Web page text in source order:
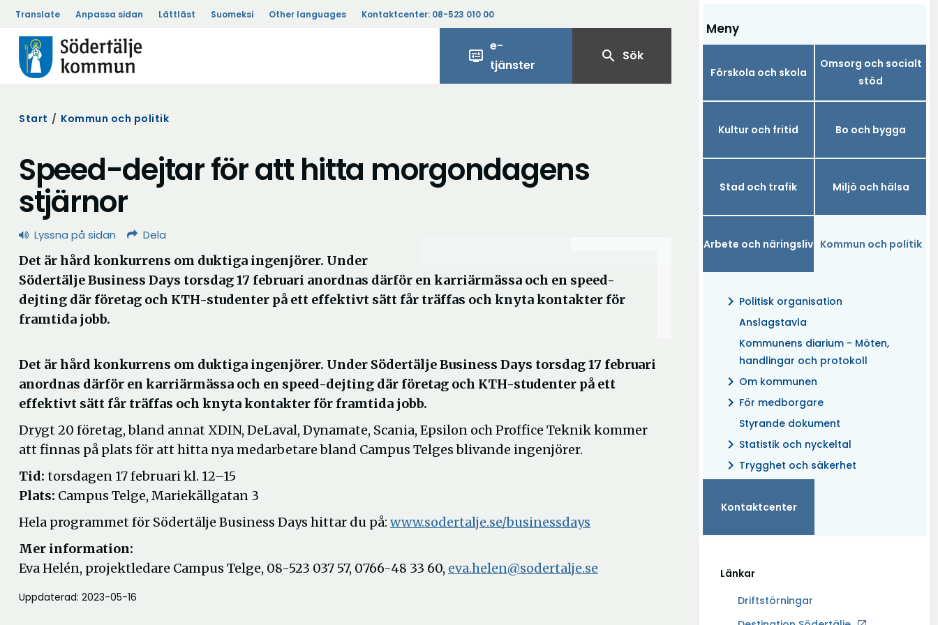
Translate Anpassa sidan Lättläst Suomeksi Other languages Kontaktcenter: 08-523 010 00
display_settings
e-
tjänster
search Sök
Meny
Förskola och skola
Omsorg och socialt
stöd
Kultur och fritid Bo och bygga
Stad och trafik Miljö och hälsa
Arbete och näringsliv Kommun och politik
chevron_right Politisk organisation
Anslagstavla
Kommunens diarium - Möten,
handlingar och protokoll
chevron_right Om kommunen
chevron_right För medborgare
Styrande dokument
chevron_right Statistik och nyckeltal
chevron_right Trygghet och säkerhet
Kontaktcenter
Länkar
Driftstörningar
Start / Kommun och politik
Speed-dejtar för att hitta morgondagens
stjärnor
Lyssna på sidan Dela
Det är hård konkurrens om duktiga ingenjörer. Under
Södertälje Business Days torsdag 17 februari anordnas därför en karriärmässa och en speed-
dejting där företag och KTH-studenter på ett effektivt sätt får träffas och knyta kontakter för
framtida jobb.
Det är hård konkurrens om duktiga ingenjörer. Under Södertälje Business Days torsdag 17 februari
anordnas därför en karriärmässa och en speed-dejting där företag och KTH-studenter på ett
effektivt sätt får träffas och knyta kontakter för framtida jobb.
Drygt 20 företag, bland annat XDIN, DeLaval, Dynamate, Scania, Epsilon och Proffice Teknik kommer
att finnas på plats för att hitta nya medarbetare bland Campus Telges blivande ingenjörer.
Tid: torsdagen 17 februari kl. 12–15
Plats: Campus Telge, Mariekällgatan 3
Hela programmet för Södertälje Business Days hittar du på: www.sodertalje.se/businessdays
Mer information:
Eva Helén, projektledare Campus Telge, 08-523 037 57, 0766-48 33 60, eva.helen@sodertalje.se
Uppdaterad: 2023-05-16